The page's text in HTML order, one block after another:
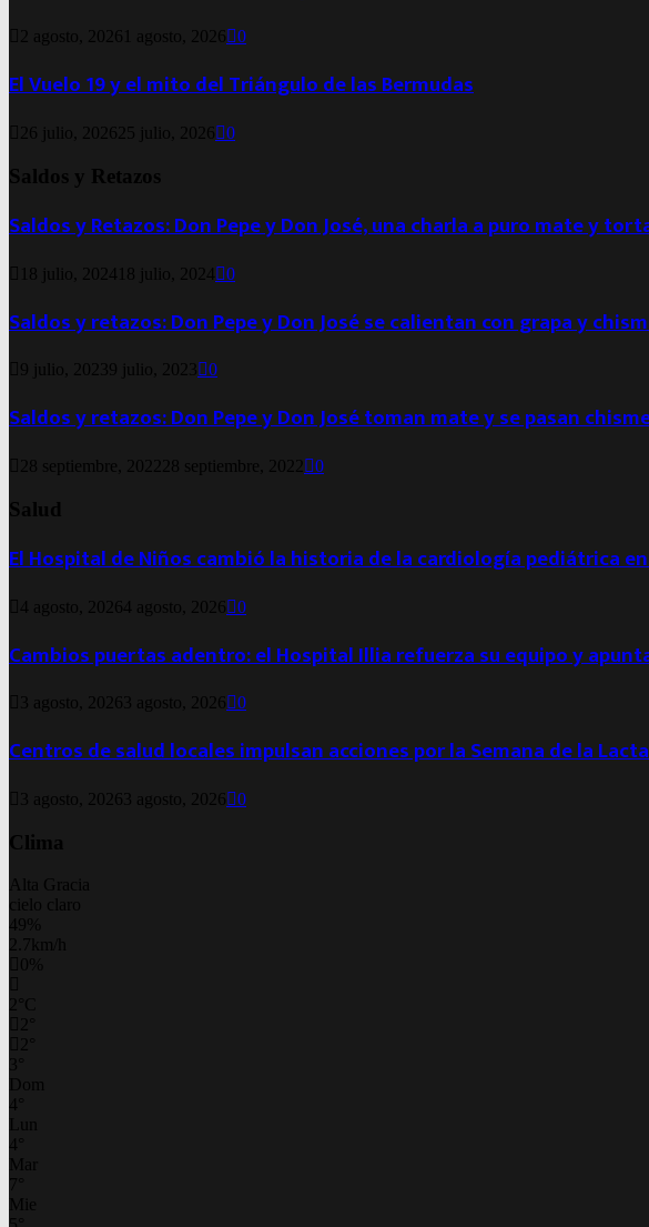
2 agosto, 2026 1 agosto, 2026 0
El Vuelo 19 y el mito del Triángulo de las Bermudas
26 julio, 2026 25 julio, 2026 0
Saldos y Retazos
Saldos y Retazos: Don Pepe y Don José, una charla a puro mate y
18 julio, 2024 18 julio, 2024 0
Saldos y retazos: Don Pepe y Don José se calientan con grapa y
9 julio, 20239 julio, 2023 0
Saldos y retazos: Don Pepe y Don José toman mate y se pasan
28 septiembre, 2022 28 septiembre, 2022 0
Salud
El Hospital de Niños cambió la historia de la cardiología pediátrica
4 agosto, 20264 agosto, 2026 0
Cambios puertas adentro: el Hospital Illia refuerza su equipo y
3 agosto, 2026 3 agosto, 2026 0
Centros de salud locales impulsan acciones por la Semana de la
3 agosto, 2026 3 agosto, 2026 0
Clima
Alta Gracia
cielo claro
49%
2.7km/h
0%
C
3
Dom
4
Lun
4
Mar
7
Mie